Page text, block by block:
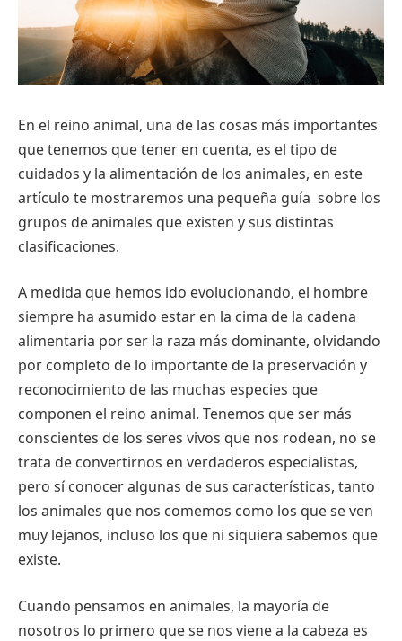
En el reino animal, una de las cosas más importantes
que tenemos que tener en cuenta, es el tipo de
cuidados y la alimentación de los animales, en este
artículo te mostraremos una pequeña guía sobre los
grupos de animales que existen y sus distintas
clasificaciones.
A medida que hemos ido evolucionando, el hombre
siempre ha asumido estar en la cima de la cadena
alimentaria por ser la raza más dominante, olvidando
por completo de lo importante de la preservación y
reconocimiento de las muchas especies que
componen el reino animal. Tenemos que ser más
conscientes de los seres vivos que nos rodean, no se
trata de convertirnos en verdaderos especialistas,
pero sí conocer algunas de sus características, tanto
los animales que nos comemos como los que se ven
muy lejanos, incluso los que ni siquiera sabemos que
existe.
Cuando pensamos en animales, la mayoría de
nosotros lo primero que se nos viene a la cabeza es